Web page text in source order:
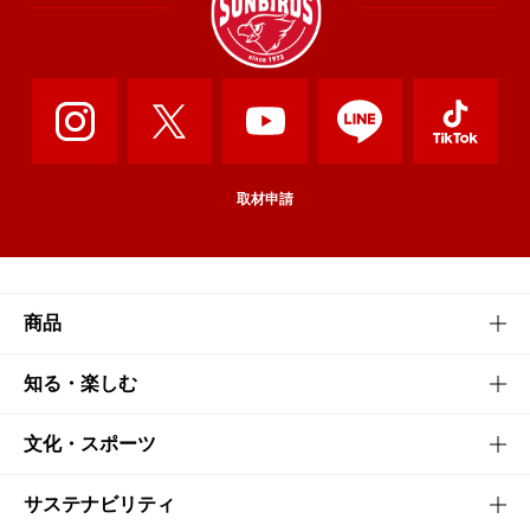
取材申請
商品
商品TOP
商品一覧
商品発売情報
知る・楽しむ
知る・楽しむTOP
キャンペーン
文化・スポーツ
文化・スポーツTOP
サステナビリティ